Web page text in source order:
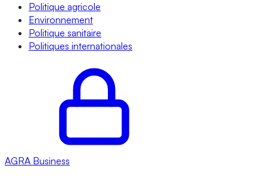
Politique agricole
Environnement
Politique sanitaire
Politiques internationales
AGRA Business